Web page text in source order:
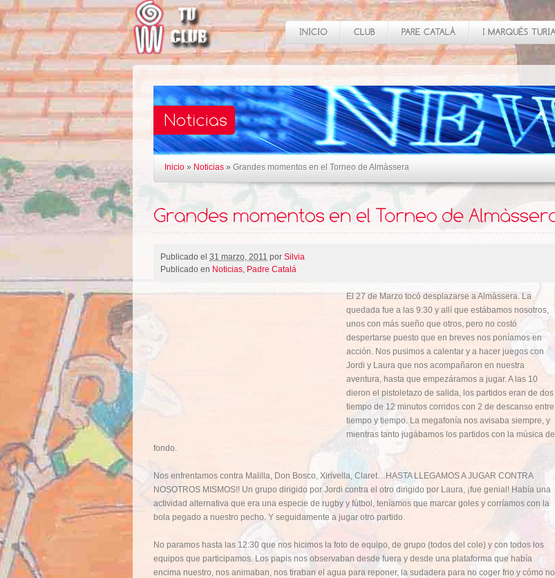
Inicio » Noticias » Grandes momentos en el Torneo de Almàssera
Publicado el 31 marzo, 2011 por Silvia
Publicado en Noticias, Padre Catalá
El 27 de Marzo tocó desplazarse a Almàssera. La
quedada fue a las 9:30 y allí que estábamos nosotros,
unos con más sueño que otros, pero no costó
despertarse puesto que en breves nos poníamos en
acción. Nos pusimos a calentar y a hacer juegos con
Jordi y Laura que nos acompañaron en nuestra
aventura, hasta que empezáramos a jugar. A las 10
dieron el pistoletazo de salida, los partidos eran de dos
tiempo de 12 minutos corridos con 2 de descanso entre
tiempo y tiempo. La megafonía nos avisaba siempre, y
mientras tanto jugábamos los partidos con la música de
fondo.
Nos enfrentamos contra Malilla, Don Bosco, Xirivella, Claret…HASTA LLEGAMOS A JUGAR CONTRA
NOSOTROS MISMOS!! Un grupo dirigido por Jordi contra el otro dirigido por Laura, ¡fue genial! Había una
actividad alternativa que era una especie de rugby y fútbol, teníamos que marcar goles y corríamos con la
bola pegado a nuestro pecho. Y seguidamente a jugar otro partido.
No paramos hasta las 12:30 que nos hicimos la foto de equipo, de grupo (todos del cole) y con todos los
equipos que participamos. Los papis nos observaban desde fuera y desde una plataforma que había
encima nuestro, nos animaban, nos tiraban el agua para reponer, la sudadera para no coger frio y cómo no